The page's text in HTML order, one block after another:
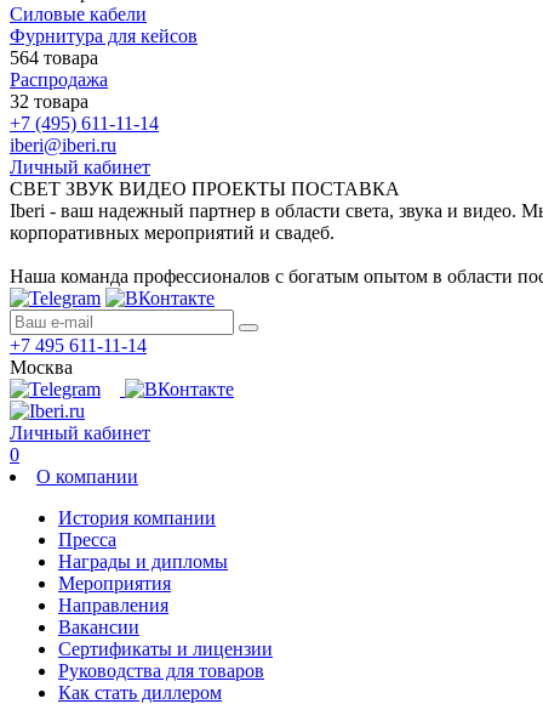
Силовые кабели
Фурнитура для кейсов
564 товара
Распродажа
32 товара
+7 (495) 611-11-14
iberi@iberi.ru
Личный кабинет
СВЕТ ЗВУК ВИДЕО ПРОЕКТЫ ПОСТАВКА
Iberi - ваш надежный партнер в области света, звука и видео.
корпоративных мероприятий и свадеб.
Наша команда профессионалов с богатым опытом в области
+7 495 611-11-14
Москва
Личный кабинет
0
О компании
История компании
Пресса
Награды и дипломы
Мероприятия
Направления
Вакансии
Сертификаты и лицензии
Руководства для товаров
Как стать диллером